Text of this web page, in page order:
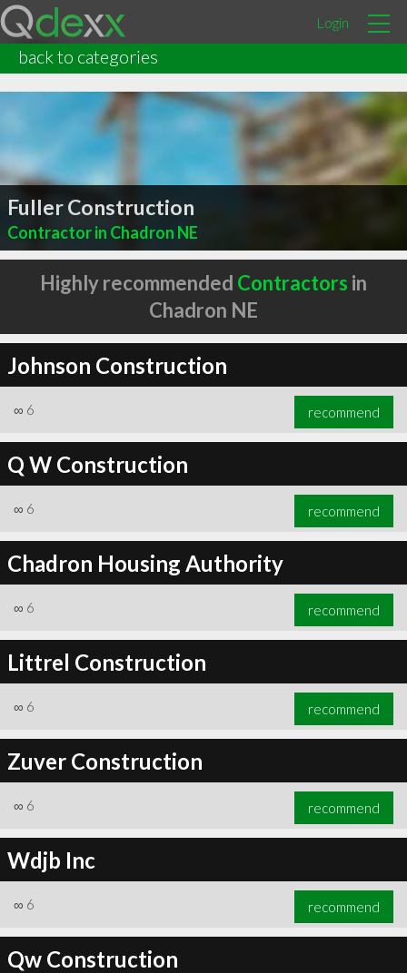
Login
back to categories
Fuller Construction
Contractor in Chadron NE
Highly recommended Contractors in
Chadron NE
Johnson Construction
∞ 6 recommend
Q W Construction
∞ 6 recommend
Chadron Housing Authority
∞ 6 recommend
Littrel Construction
∞ 6 recommend
Zuver Construction
∞ 6 recommend
Wdjb Inc
∞ 6 recommend
Qw Construction